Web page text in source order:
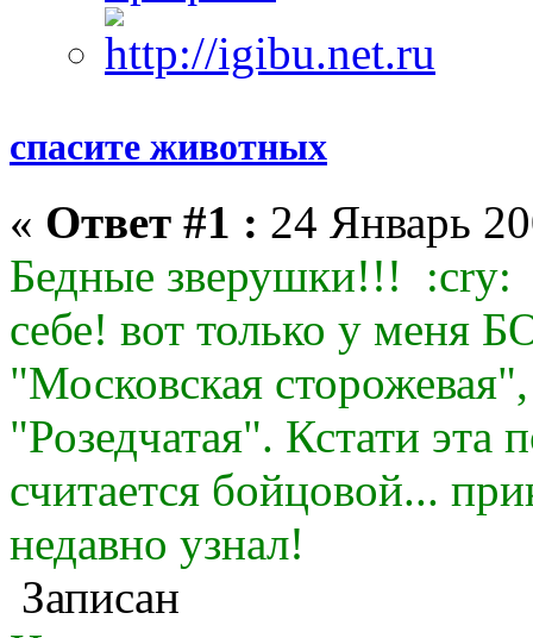
спасите животных
« Ответ #1 : 24 Январь
Бедные зверушки!!! :cry:
себе! вот только у меня
"Московская
"Розедчатая". Кстати эта
считается бойцовой...
недавно узнал!
Записан